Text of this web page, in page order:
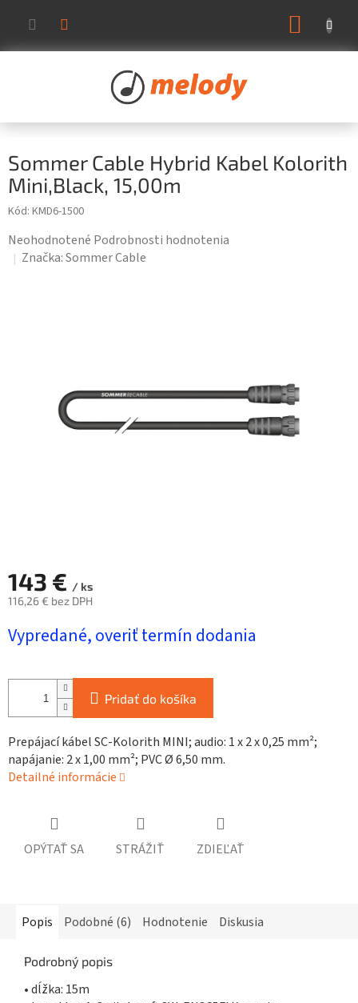
obsah
Sommer Cable Hybrid Kabel Kolorith
Mini,Black, 15,00m
Kód: KMD6-1500
Priemerné
hodnotenie
Neohodnotené Podrobnosti hodnotenia
Značka:Sommer Cable
143 € / ks
116,26 € bez DPH
cena:
Vypredané, overiť termín dodania
Pridať do košíka
Prepájací kábel SC-Kolorith MINI; audio: 1 x 2 x 0,25 mm²;
napájanie: 2 x 1,00 mm²; PVC Ø 6,50 mm.
Detailné informácie
OPÝTAŤ SA STRÁŽIŤ ZDIEĽAŤ
Popis Podobné (6) Hodnotenie Diskusia
Podrobný popis
• dĺžka: 15m